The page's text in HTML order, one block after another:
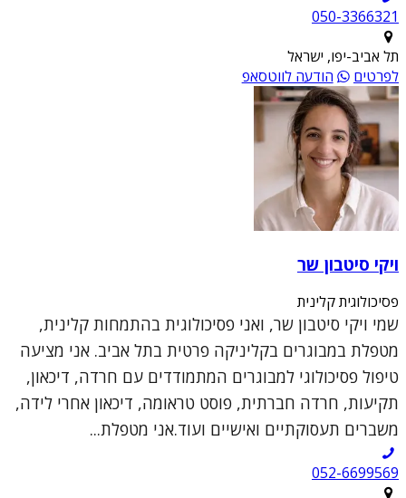
050-3366321
תל אביב-יפו, ישראל
לפרטים
הודעה לווטסאפ
ויקי סיטבון שר
פסיכולוגית קלינית
שמי ויקי סיטבון שר, ואני פסיכולוגית בהתמחות קלינית,
מטפלת במבוגרים בקליניקה פרטית בתל אביב. אני מציעה
טיפול פסיכולוגי למבוגרים המתמודדים עם חרדה, דיכאון,
תקיעות, חרדה חברתית, פוסט טראומה, דיכאון אחרי לידה,
משברים תעסוקתיים ואישיים ועוד.אני מטפלת...
052-6699569